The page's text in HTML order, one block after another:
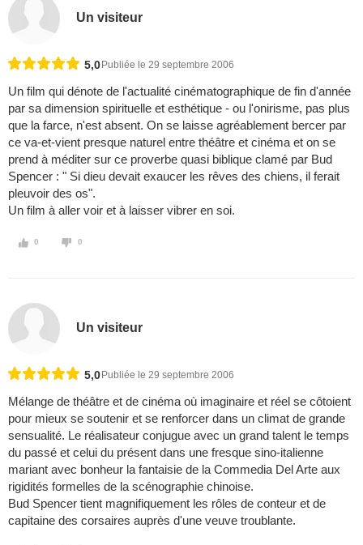
Un visiteur
5,0 Publiée le 29 septembre 2006
Un film qui dénote de l'actualité cinématographique de fin d'année
par sa dimension spirituelle et esthétique - ou l'onirisme, pas plus
que la farce, n'est absent. On se laisse agréablement bercer par
ce va-et-vient presque naturel entre théâtre et cinéma et on se
prend à méditer sur ce proverbe quasi biblique clamé par Bud
Spencer : " Si dieu devait exaucer les rêves des chiens, il ferait
pleuvoir des os".
Un film à aller voir et à laisser vibrer en soi.
0 0
Un visiteur
5,0 Publiée le 29 septembre 2006
Mélange de théâtre et de cinéma où imaginaire et réel se côtoient
pour mieux se soutenir et se renforcer dans un climat de grande
sensualité. Le réalisateur conjugue avec un grand talent le temps
du passé et celui du présent dans une fresque sino-italienne
mariant avec bonheur la fantaisie de la Commedia Del Arte aux
rigidités formelles de la scénographie chinoise.
Bud Spencer tient magnifiquement les rôles de conteur et de
capitaine des corsaires auprès d'une veuve troublante.